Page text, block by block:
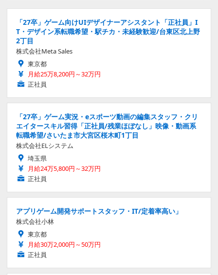
「27卒」ゲーム向けUIデザイナーアシスタント「正社員」I
T・デザイン系転職希望・駅チカ・未経験歓迎/台東区北上野
2丁目
株式会社Meta Sales
東京都
月給25万8,200円～32万円
正社員
「27卒」ゲーム実況・eスポーツ動画の編集スタッフ・クリ
エイタースキル習得「正社員/残業ほぼなし」映像・動画系
転職希望/さいたま市大宮区桜木町1丁目
株式会社ELシステム
埼玉県
月給24万5,800円～32万円
正社員
アプリゲーム開発サポートスタッフ・IT/定着率高い」
株式会社小林
東京都
月給30万2,000円～50万円
正社員